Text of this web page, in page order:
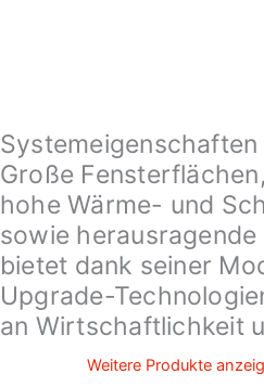
Systemeigenschaften
Große
hohe Wärme- und
sowie
bietet dank seiner
Upgrade-
an Wirtschaftlichkeit
Weitere Produkte